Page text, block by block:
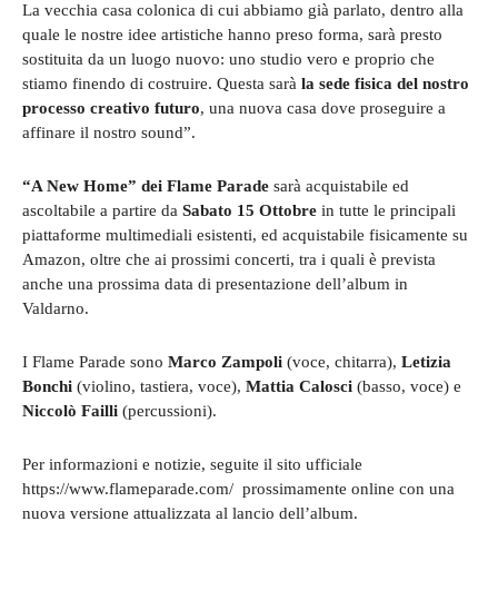
La vecchia casa colonica di cui abbiamo già parlato, dentro alla
quale le nostre idee artistiche hanno preso forma, sarà presto
sostituita da un luogo nuovo: uno studio vero e proprio che
stiamo finendo di costruire. Questa sarà la sede fisica del nostro
processo creativo futuro, una nuova casa dove proseguire a
affinare il nostro sound”.
“A New Home” dei Flame Parade sarà acquistabile ed
ascoltabile a partire da Sabato 15 Ottobre in tutte le principali
piattaforme multimediali esistenti, ed acquistabile fisicamente su
Amazon, oltre che ai prossimi concerti, tra i quali è prevista
anche una prossima data di presentazione dell’album in
Valdarno.
I Flame Parade sono Marco Zampoli (voce, chitarra), Letizia
Bonchi (violino, tastiera, voce), Mattia Calosci (basso, voce) e
Niccolò Failli (percussioni).
Per informazioni e notizie, seguite il sito ufficiale
https://www.flameparade.com/ prossimamente online con una
nuova versione attualizzata al lancio dell’album.